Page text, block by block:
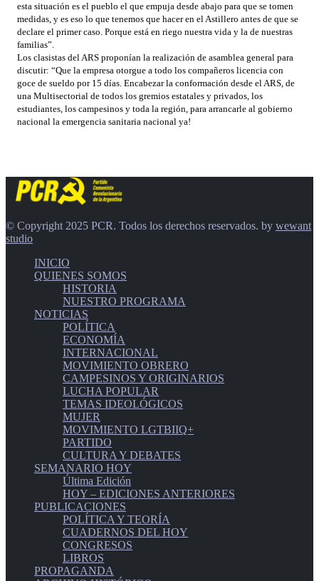
esta situación es el pueblo el que empuja desde abajo para que se tomen
medidas, y es eso lo que tenemos que hacer en el Astillero antes de que se
declare el primer caso. Porque está en riego nuestra vida y la de nuestras
familias”.
Los clasistas del ARS proponían la realización de asamblea general para
discutir: “Que la empresa otorgue a todo los compañeros licencia con
goce de sueldo por 15 días. Encabezar la conformación desde el ARS, de
una Multisectorial de todos los gremios estatales y privados, los
estudiantes, los campesinos y toda la región, para arrancarle al gobierno
nacional la emergencia sanitaria nacional ya!
© Copyright 2025 PCR. Todos los derechos reservados. by wewant
studio
INICIO
QUIENES SOMOS
HISTORIA
NUESTRO PROGRAMA
NOTICIAS
POLÍTICA
ECONOMÍA
INTERNACIONAL
MOVIMIENTO OBRERO
CAMPESINOS Y ORIGINARIOS
LUCHA POPULAR
TEMAS IDEOLÓGICOS
MUJER
MOVIMIENTO LGTBIIQ+
PARTIDO
CULTURA Y DEBATES
SEMANARIO HOY
Última Edición
HOY – EDICIONES ANTERIORES
PUBLICACIONES
POLÍTICA Y TEORÍA
CUADERNOS DEL HOY
CONGRESOS
LIBROS
PROPAGANDA